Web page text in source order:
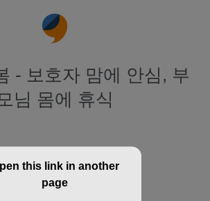
- 보호자 맘에 안심, 부
님 몸에 휴식